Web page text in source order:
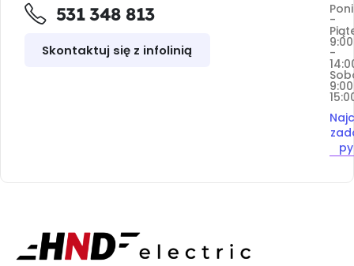
531 348 813
Skontaktuj się z infolinią
-
9:00
-